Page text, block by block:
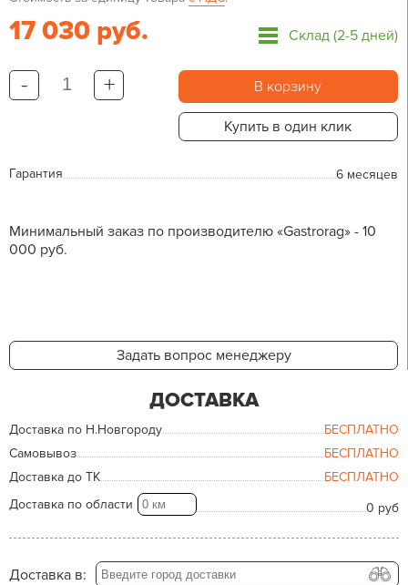
17 030 руб. Склад (2-5 дней)
- + В корзину
Купить в один клик
Гарантия 6 месяцев
Минимальный заказ по производителю «Gastrorag» - 10
000 руб.
Задать вопрос менеджеру
ДОСТАВКА
Доставка по Н.Новгороду
БЕСПЛАТНО
Самовывоз
БЕСПЛАТНО
Доставка до ТК
БЕСПЛАТНО
Доставка по области
0 руб
Доставка в: